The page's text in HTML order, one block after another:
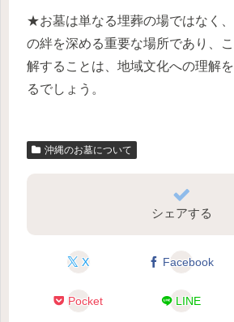
★お墓は単なる埋葬の場ではなく
の絆を深める重要な場所であり、
解することは、地域文化への理解
るでしょう。
沖縄のお墓について
シェアする
X Facebook
Pocket LINE